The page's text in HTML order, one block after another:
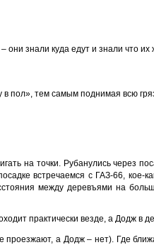
знали куда едут и знали что их
в пол», тем самым поднимая всю
на точки. Рубанулись через
встречаемся с ГАЗ-66,
между деревъями на
практически везде, а Додж в
проезжают, а Додж – нет). Где